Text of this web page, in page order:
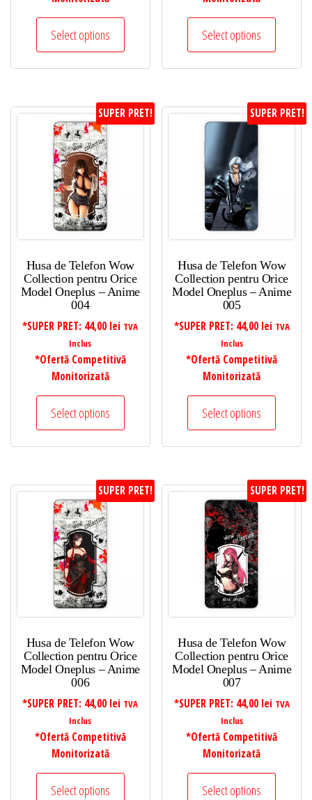
Select options Select options
SUPER PRET!
Husa de Telefon Wow
Collection pentru Orice
Model Oneplus – Anime
004
*SUPER PRET: 44,00 lei TVA
Inclus
*Ofertă Competitivă
Monitorizată
Select options
SUPER PRET!
Husa de Telefon Wow
Collection pentru Orice
Model Oneplus – Anime
005
*SUPER PRET: 44,00 lei TVA
Inclus
*Ofertă Competitivă
Monitorizată
Select options
SUPER PRET!
Husa de Telefon Wow
Collection pentru Orice
Model Oneplus – Anime
006
*SUPER PRET: 44,00 lei TVA
Inclus
*Ofertă Competitivă
Monitorizată
Select options
SUPER PRET!
Husa de Telefon Wow
Collection pentru Orice
Model Oneplus – Anime
007
*SUPER PRET: 44,00 lei TVA
Inclus
*Ofertă Competitivă
Monitorizată
Select options